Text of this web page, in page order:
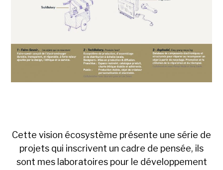
Cette vision écosystème présente une série de
projets qui inscrivent un cadre de pensée, ils
sont mes laboratoires pour le développement